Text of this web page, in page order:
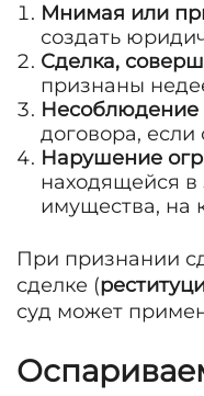
Мнимая или
создать
Сделка,
признаны
договора, если
Нарушение
находящейся в
имущества, на
При признании
сделке (
суд может